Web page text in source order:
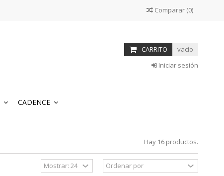
Comparar (0)
CARRITO
vacío
Iniciar sesión
CADENCE
Hay 16 productos.